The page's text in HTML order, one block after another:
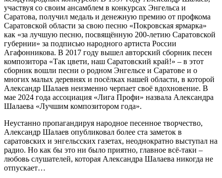
участвуя со своим ансамблем в конкурсах Энгельса и
Саратова, получил медаль и денежную премию от профкома
Саратовской области за свою песню «Покровская ярмарка»
как «за лучшую песню, посвящённую 200-летию Саратовской
губернии» за подписью народного артиста России
Агафонникова. В 2017 году вышел авторский сборник песен
композитора «Так цвети, наш Саратовский край!» – в этот
сборник вошли песни о родном Энгельсе и Саратове и о
многих малых деревнях и посёлках нашей области, в которой
Александр Шалаев неизменно черпает своё вдохновение. В
мае 2024 года ассоциация «Лига Профи» назвала Александра
Шалаева «Лучшим композитором года».
Неустанно пропагандируя народное песенное творчество,
Александр Шалаев опубликовал более ста заметок в
саратовских и энгельсских газетах, неоднократно выступал на
радио. Но как бы это ни было приятно, главное всё-таки –
любовь слушателей, которая Александра Шалаева никогда не
отпускает…